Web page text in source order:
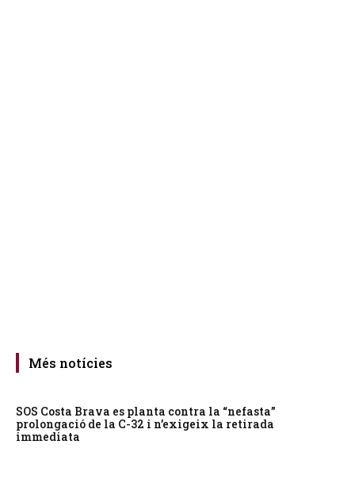
Més notícies
SOS Costa Brava es planta contra la “nefasta”
prolongació de la C-32 i n’exigeix la retirada
immediata